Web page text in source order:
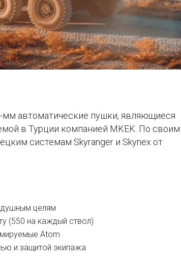
автоматические пушки, являющиеся
в Турции компанией MKEK. По своим
системам Skyranger и Skynex от
целям
(550 на каждый ствол)
Atom
и защитой экипажа